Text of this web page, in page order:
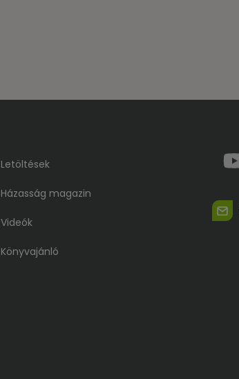
Letöltések
Házasság magazin
Videók
Könyvajánló